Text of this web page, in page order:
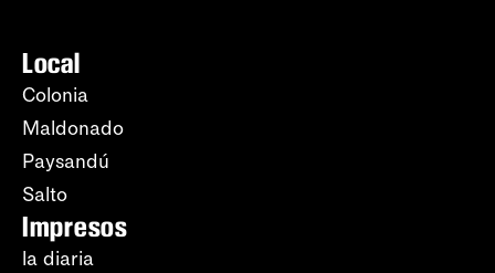
Local
Colonia
Maldonado
Paysandú
Salto
Impresos
la diaria